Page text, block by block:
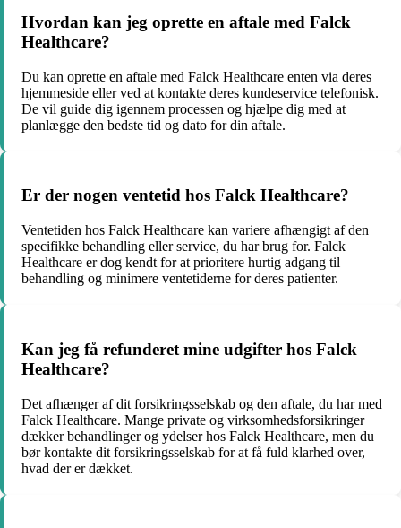
Hvordan kan jeg oprette en aftale med Falck
Healthcare?
Du kan oprette en aftale med Falck Healthcare enten via deres
hjemmeside eller ved at kontakte deres kundeservice telefonisk.
De vil guide dig igennem processen og hjælpe dig med at
planlægge den bedste tid og dato for din aftale.
Er der nogen ventetid hos Falck Healthcare?
Ventetiden hos Falck Healthcare kan variere afhængigt af den
specifikke behandling eller service, du har brug for. Falck
Healthcare er dog kendt for at prioritere hurtig adgang til
behandling og minimere ventetiderne for deres patienter.
Kan jeg få refunderet mine udgifter hos Falck
Healthcare?
Det afhænger af dit forsikringsselskab og den aftale, du har med
Falck Healthcare. Mange private og virksomhedsforsikringer
dækker behandlinger og ydelser hos Falck Healthcare, men du
bør kontakte dit forsikringsselskab for at få fuld klarhed over,
hvad der er dækket.